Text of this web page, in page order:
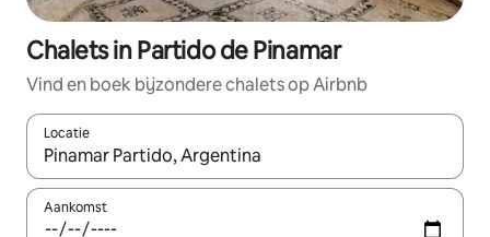
Chalets in Partido de Pinamar
Vind en boek bijzondere chalets op Airbnb
Locatie
Wanneer er suggesties beschikbaar zijn, maak je een keuze
Aankomst